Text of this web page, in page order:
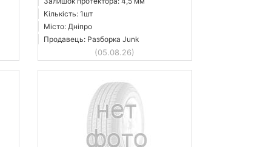
Кількість: 1шт
Місто: Дніпро
Продавець: Разборка Junk
(05.08.26)